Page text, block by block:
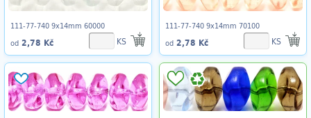
111-77-740 9x14mm 60000
od 2,78 Kč KS
111-77-740 9x14mm 70100
od 2,78 Kč KS